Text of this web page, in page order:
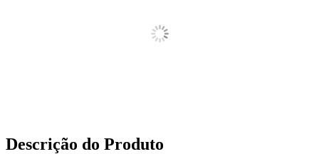
Descrição do Produto